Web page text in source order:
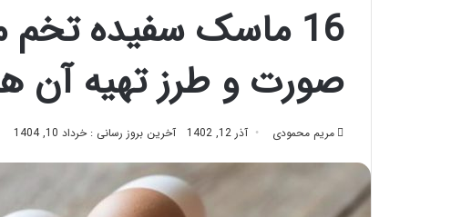
16 ماسک سفیده
صورت و طرز تهیه آن
مریم محمودی آذر 12, 1402 آخرین بروز رسانی : خرداد 10, 1404
نحوه
صورت
بعد
از
تزریق
بایدها
و
نبایدهای
تیر 28, 1404
نحوه ماساژ صورت بعد از
بایدها و نبایدهای آن!